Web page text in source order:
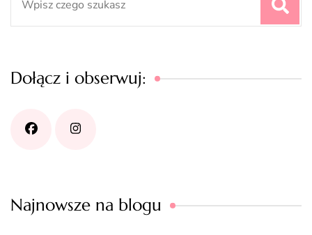
Dołącz i obserwuj:
Najnowsze na blogu